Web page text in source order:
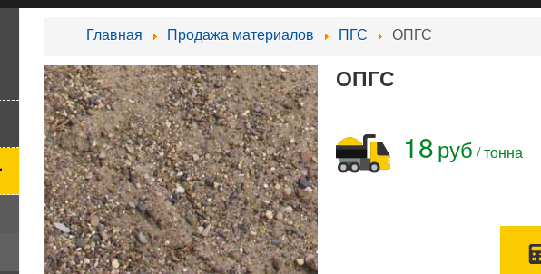
Главная Продажа материалов ПГС ОПГС
ОПГС
18руб / тонна